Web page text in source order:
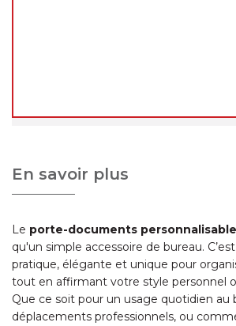
En savoir plus
Le porte-documents personnalisable
qu'un simple accessoire de bureau.
pratique, élégante et unique pour
tout en affirmant votre style personnel
Que ce soit pour un usage quotidien au
déplacements professionnels, ou